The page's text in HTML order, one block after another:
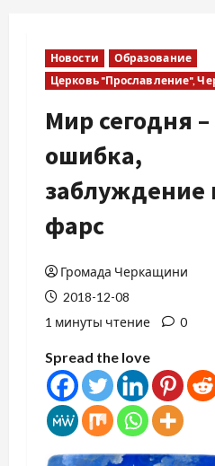
Новости
Образование
Церковь "Прославление",
Мир сегодня –
ошибка,
заблуждение
фарс
Громада Черкащини
2018-12-08
1 минуты чтение
0
Spread the love